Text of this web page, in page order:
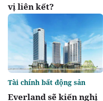
vị liên kết?
Everland sẽ kiến nghị
Tài chính bất động sản